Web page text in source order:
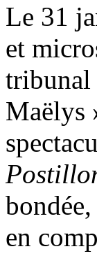
Le 31
et
tribunal
Maëlys
en